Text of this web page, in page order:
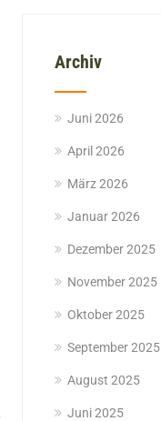
Archiv
Juni 2026
April 2026
März 2026
Januar 2026
Dezember 2025
November 2025
Oktober 2025
September 2025
August 2025
Juni 2025